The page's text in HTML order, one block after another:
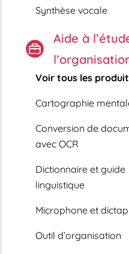
Synthèse vocale
Aide à
Voir tous les
Cartographie
Conversion de
avec OCR
Dictionnaire et guide
linguistique
Microphone et
Outil d’organisation